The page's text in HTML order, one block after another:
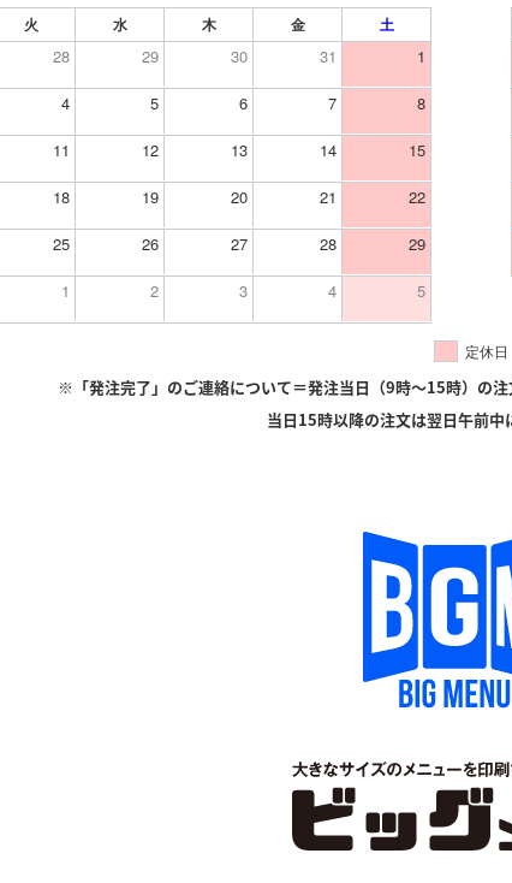
火 水 木 金 土
28 29 30 31 1
4 5 6 7 8
11 12 13 14 15
18 19 20 21 22
25 26 27 28 29
1 2 3 4 5
定休日
※「発注完了」のご連絡について＝発注当日（9時〜15時）の
当日15時以降の注文は翌日午前中